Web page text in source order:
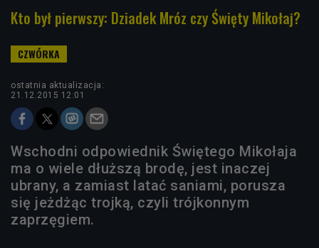
Kto był pierwszy: Dziadek Mróz czy Święty Mikołaj?
ostatnia aktualizacja:
21.12.2015 12:01
Wschodni odpowiednik Świętego Mikołaja
ma o wiele dłuższą brodę, jest inaczej
ubrany, a zamiast latać saniami, porusza
się jeżdżąc trojką, czyli trójkonnym
zaprzęgiem.